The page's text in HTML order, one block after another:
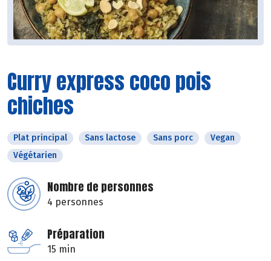
Curry express coco pois
chiches
Plat principal Sans lactose Sans porc
Vegan
Végétarien
Nombre de personnes
4 personnes
Préparation
15 min